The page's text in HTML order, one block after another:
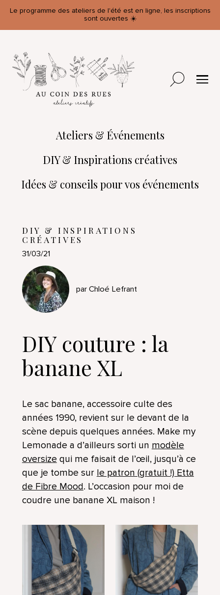
Le programme des ateliers de l'été est en ligne, les inscriptions
sont ouvertes ☀️
Ateliers & Événements
DIY & Inspirations créatives
Idées & conseils pour vos événements
DIY & INSPIRATIONS
CRÉATIVES
31/03/21
par Chloé Lefrant
DIY couture : la
banane XL
Le sac banane, accessoire culte des
années 1990, revient sur le devant de la
scène depuis quelques années. Make my
Lemonade a d’ailleurs sorti un modèle
oversizequi me faisait de l’œil, jusqu’à ce
que je tombe sur le patron (gratuit !) Etta
de Fibre Mood. L’occasion pour moi de
coudre une banane XL maison !